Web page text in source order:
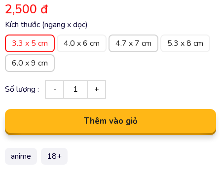
2,500 đ
Kích thước (ngang x dọc)
3.3 x 5 cm
4.0 x 6 cm 4.7 x 7 cm
5.3 x 8 cm
6.0 x 9 cm
Số lượng :
Thêm vào giỏ
anime 18+